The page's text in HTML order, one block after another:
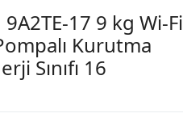
17 9 kg Wi-Fi
Kurutma
Sınıfı 16